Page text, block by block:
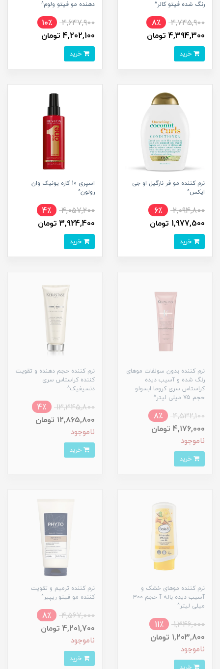
رنگ شده فیتو کالر^
4,745,900
8٪
4,394,300 تومان
دهنده مو فیتو ولوم^
4,647,900
10٪
4,202,100 تومان
نرم کننده مو فر نارگیل او جی
ایکس^
2,094,800
6٪
1,977,500 تومان
اسپری 10 کاره یونیک وان
رولون^
4,057,200
4٪
3,924,400 تومان
نرم کننده بدون سولفات موهای
رنگ شده و آسیب دیده
کراستاس سری کروما ابسولو
حجم 75 میلی لیتر^
4,532,100
8٪
4,176,000 تومان
ناموجود
نرم کننده حجم دهنده و تقویت
کننده کراستاس سری
دنسیفیک^
13,345,800
4٪
12,865,800 تومان
ناموجود
نرم کننده موهای خشک و
آسیب دیده باله آ حجم 300
میلی لیتر^
1,346,000
11٪
1,203,800 تومان
ناموجود
نرم کننده ترمیم و تقویت
کننده مو فیتو ریپیر^
4,567,000
8٪
4,201,700 تومان
ناموجود